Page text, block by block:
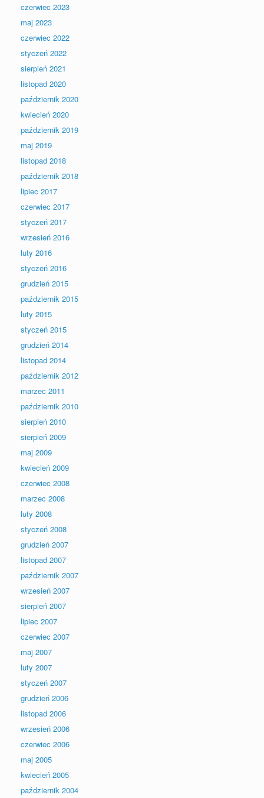
czerwiec 2023
maj 2023
czerwiec 2022
styczeń 2022
sierpień 2021
listopad 2020
październik 2020
kwiecień 2020
październik 2019
maj 2019
listopad 2018
październik 2018
lipiec 2017
czerwiec 2017
styczeń 2017
wrzesień 2016
luty 2016
styczeń 2016
grudzień 2015
październik 2015
luty 2015
styczeń 2015
grudzień 2014
listopad 2014
październik 2012
marzec 2011
październik 2010
sierpień 2010
sierpień 2009
maj 2009
kwiecień 2009
czerwiec 2008
marzec 2008
luty 2008
styczeń 2008
grudzień 2007
listopad 2007
październik 2007
wrzesień 2007
sierpień 2007
lipiec 2007
czerwiec 2007
maj 2007
luty 2007
styczeń 2007
grudzień 2006
listopad 2006
wrzesień 2006
czerwiec 2006
maj 2005
kwiecień 2005
październik 2004